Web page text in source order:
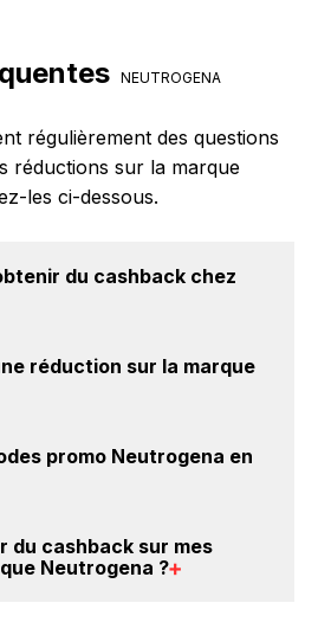
NEUTROGENA
régulièrement des questions
réductions sur la marque
les ci-dessous.
du cashback chez
pour cumuler vos réductions
sur la marque Neutrogena.
réduction sur la marque
BackBackBack lorsque
bonus.
promo Neutrogena en
Neutrogena. Choisissez un
et découvrez si des
du cashback sur mes
Neutrogena ?